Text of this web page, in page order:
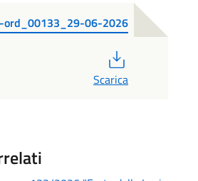
ord_00133_29-06-2026
Scarica